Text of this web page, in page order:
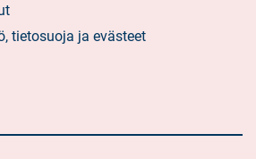
tietosuoja ja evästeet